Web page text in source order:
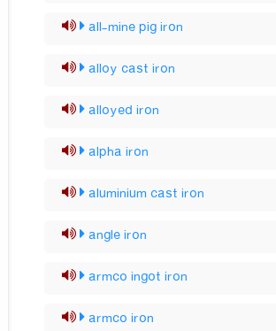
all-mine pig iron
alloy cast iron
alloyed iron
alpha iron
aluminium cast iron
angle iron
armco ingot iron
armco iron